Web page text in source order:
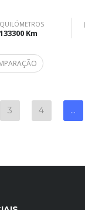
QUILÓMETROS
133300 Km
3 4 …